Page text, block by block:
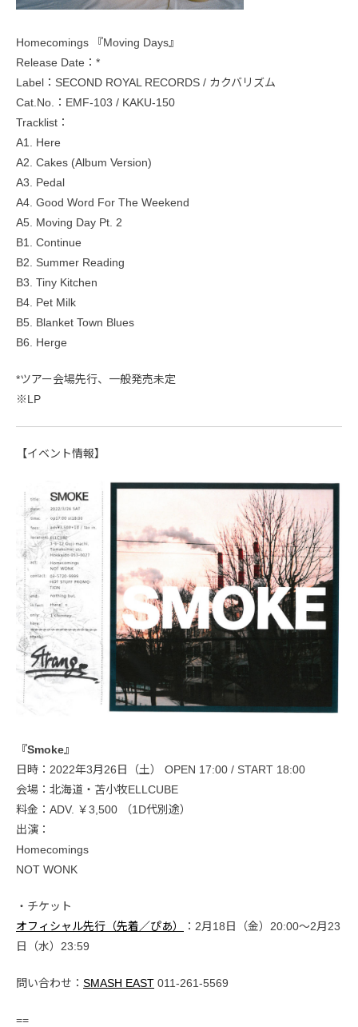
Homecomings 『Moving Days』
Release Date：*
Label：SECOND ROYAL RECORDS / カクバリズム
Cat.No.：EMF-103 / KAKU-150
Tracklist：
A1. Here
A2. Cakes (Album Version)
A3. Pedal
A4. Good Word For The Weekend
A5. Moving Day Pt. 2
B1. Continue
B2. Summer Reading
B3. Tiny Kitchen
B4. Pet Milk
B5. Blanket Town Blues
B6. Herge
*ツアー会場先行、一般発売未定
※LP
【イベント情報】
『Smoke』
日時：2022年3月26日（土） OPEN 17:00 / START 18:00
会場：北海道・苫小牧ELLCUBE
料金：ADV. ￥3,500 （1D代別途）
出演：
Homecomings
NOT WONK
・チケット
オフィシャル先行（先着／ぴあ）
：2月18日（金）20:00〜2月23
日（水）23:59
問い合わせ： SMASH EAST 011-261-5569
==